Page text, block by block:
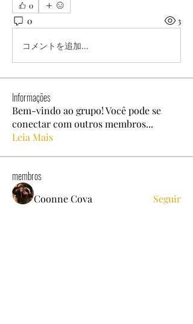
0
0 3
コメントを追加…
Informações
Bem-vindo ao grupo! Você pode se
conectar com outros membros...
Leia Mais
membros
Coonne Cova Seguir